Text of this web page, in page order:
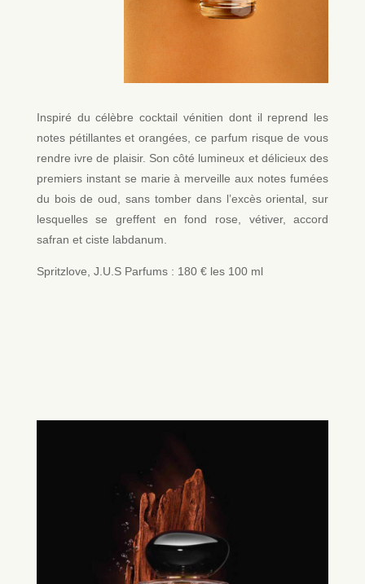
Inspiré du célèbre cocktail vénitien dont il reprend les
notes pétillantes et orangées, ce parfum risque de vous
rendre ivre de plaisir. Son côté lumineux et délicieux des
premiers instant se marie à merveille aux notes fumées
du bois de oud, sans tomber dans l’excès oriental, sur
lesquelles se greffent en fond rose, vétiver, accord
safran et ciste labdanum.
Spritzlove, J.U.S Parfums : 180 € les 100 ml